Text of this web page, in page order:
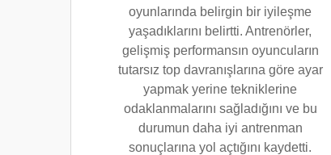
oyunlarında belirgin bir iyileşme
yaşadıklarını belirtti. Antrenörler,
gelişmiş performansın oyuncuların
tutarsız top davranışlarına göre ayar
yapmak yerine tekniklerine
odaklanmalarını sağladığını ve bu
durumun daha iyi antrenman
sonuçlarına yol açtığını kaydetti.